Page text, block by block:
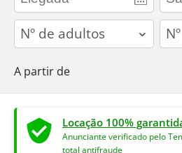
adults
A partir de
Locação 100%
Anunciante verificado pelo
total antifraude